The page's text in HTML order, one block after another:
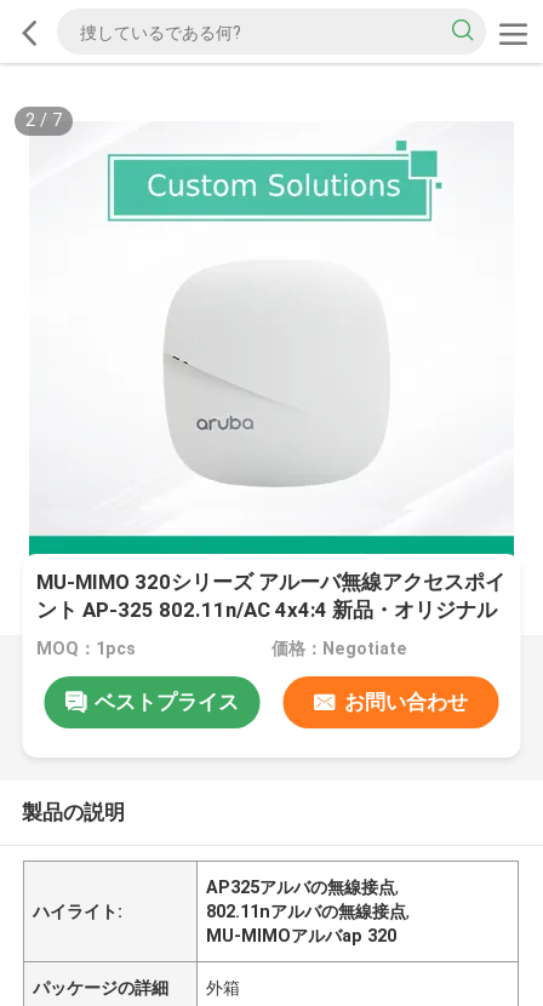
2/ 7
MU-MIMO 320シリーズ アルーバ無線アクセスポイ
ント AP-325 802.11n/AC 4x4:4 新品・オリジナル
MOQ：1pcs 価格：Negotiate
ベストプライス お問い合わせ
製品の説明
ハイライト:
AP325アルバの無線接点,
802.11nアルバの無線接点,
MU-MIMOアルバap 320
パッケージの詳細 外箱